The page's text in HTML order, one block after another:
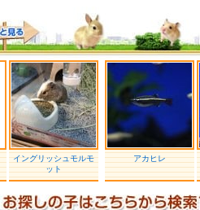
イングリッシュモルモ
ット
アカヒレ